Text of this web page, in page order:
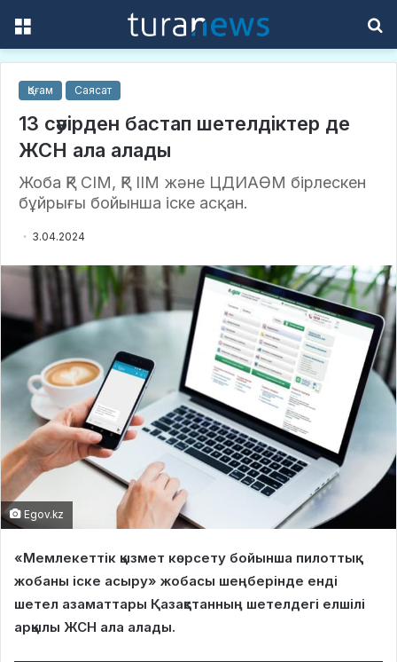
Қоғам Саясат
13 сәуірден бастап шетелдіктер де
ЖСН ала алады
Жоба ҚР СІМ, ҚР ІІМ және ЦДИАӨМ бірлескен
бұйрығы бойынша іске асқан.
3.04.2024
Egov.kz
«Мемлекеттік қызмет көрсету бойынша пилоттық
жобаны іске асыру» жобасы шеңберінде енді
шетел азаматтары Қазақстанның шетелдегі елшілі
арқылы ЖСН ала алады.